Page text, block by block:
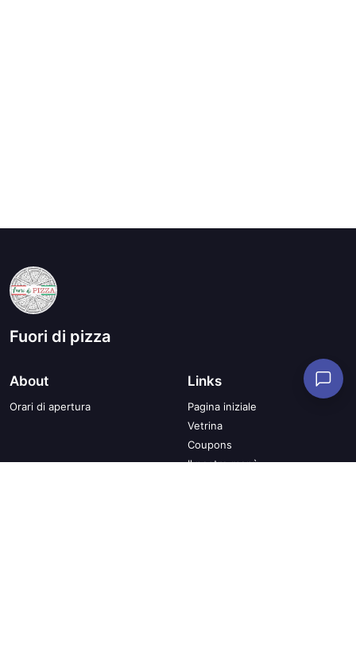
Fuori di pizza
About
Orari di apertura
Links
Pagina iniziale
Vetrina
Coupons
Il nostro menù